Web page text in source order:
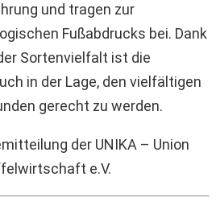
und tragen zur
Fußabdrucks bei. Dank
Sortenvielfalt ist die
in der Lage, den vielfältigen
gerecht zu werden.
der UNIKA – Union
e.V.